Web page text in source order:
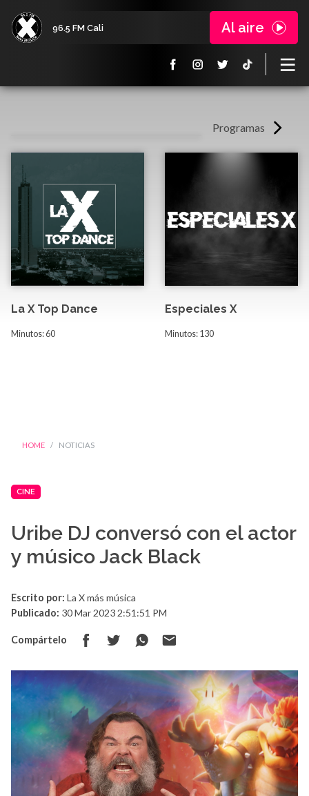
96.5 FM Cali Al aire
Programas
La X Top Dance
Minutos: 60
Especiales X
Minutos: 130
HOME NOTICIAS
CINE
Uribe DJ conversó con el actor
y músico Jack Black
Escrito por: La X más música
Publicado: 30 Mar 2023 2:51:51 PM
Compártelo